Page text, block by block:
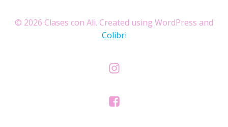
© 2026 Clases con Ali. Created using WordPress and
Colibri